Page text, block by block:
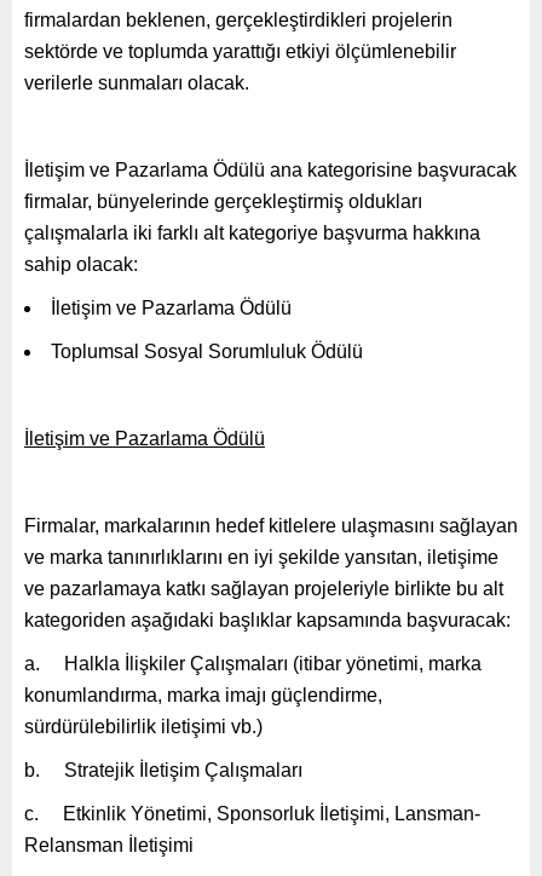
firmalardan beklenen, gerçekleştirdikleri projelerin
sektörde ve toplumda yarattığı etkiyi ölçümlenebilir
verilerle sunmaları olacak.
İletişim ve Pazarlama Ödülü ana kategorisine başvuracak
firmalar, bünyelerinde gerçekleştirmiş oldukları
çalışmalarla iki farklı alt kategoriye başvurma hakkına
sahip olacak:
İletişim ve Pazarlama Ödülü
Toplumsal Sosyal Sorumluluk Ödülü
İletişim ve Pazarlama Ödülü
Firmalar, markalarının hedef kitlelere ulaşmasını sağlayan
ve marka tanınırlıklarını en iyi şekilde yansıtan, iletişime
ve pazarlamaya katkı sağlayan projeleriyle birlikte bu alt
kategoriden aşağıdaki başlıklar kapsamında başvuracak:
a. Halkla İlişkiler Çalışmaları (itibar yönetimi, marka
konumlandırma, marka imajı güçlendirme,
sürdürülebilirlik iletişimi vb.)
b. Stratejik İletişim Çalışmaları
c. Etkinlik Yönetimi, Sponsorluk İletişimi, Lansman-
Relansman İletişimi